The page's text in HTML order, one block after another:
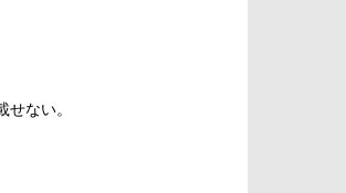
ない。